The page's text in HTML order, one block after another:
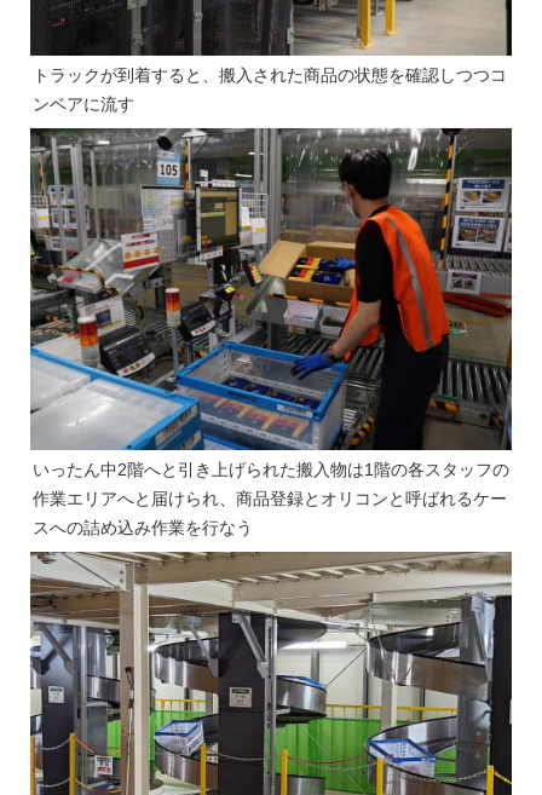
トラックが到着すると、搬入された商品の状態を確認しつつコ
ンベアに流す
いったん中2階へと引き上げられた搬入物は1階の各スタッフの
作業エリアへと届けられ、商品登録とオリコンと呼ばれるケー
スへの詰め込み作業を行なう